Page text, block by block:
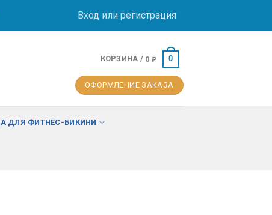
Вход или регистрация
КОРЗИНА / 0 ₽ 0
ОФОРМЛЕНИЕ ЗАКАЗА
ДЛЯ ФИТНЕС-БИКИНИ